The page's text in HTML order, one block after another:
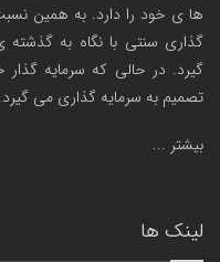
ها ی خود را دارد. به همین
گذاری سنتی با نگاه به
گیرد. در حالی که سرمایه گذار
تصمیم به سرمایه گذاری می گیرد.
بیشتر ...
لینک ها